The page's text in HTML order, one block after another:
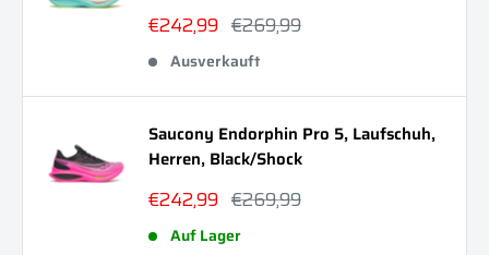
Sonderpreis
€242,99 Normalpreis
€269,99
Ausverkauft
Saucony Endorphin Pro 5, Laufschuh,
Herren, Black/Shock
Sonderpreis
€242,99 Normalpreis
€269,99
Auf Lager